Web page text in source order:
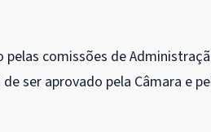
pelas comissões de
ser aprovado pela Câmara e